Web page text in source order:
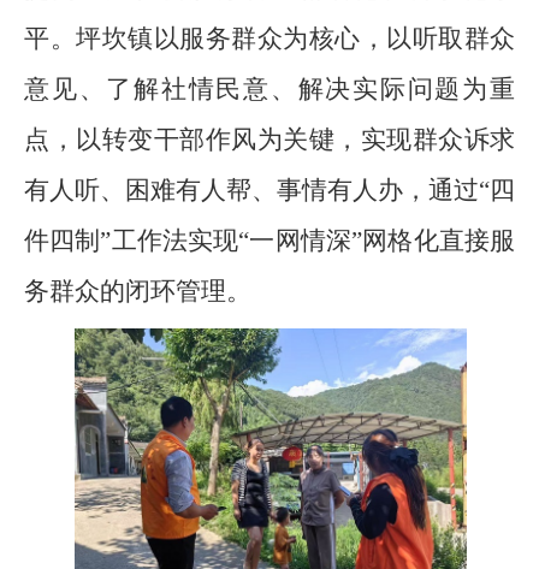
平。坪坎镇以服务群众为核心，以听取群众
意见、了解社情民意、解决实际问题为重
点，以转变干部作风为关键，实现群众诉求
有人听、困难有人帮、事情有人办，通过“四
件四制”工作法实现“一网情深”网格化直接服
务群众的闭环管理。